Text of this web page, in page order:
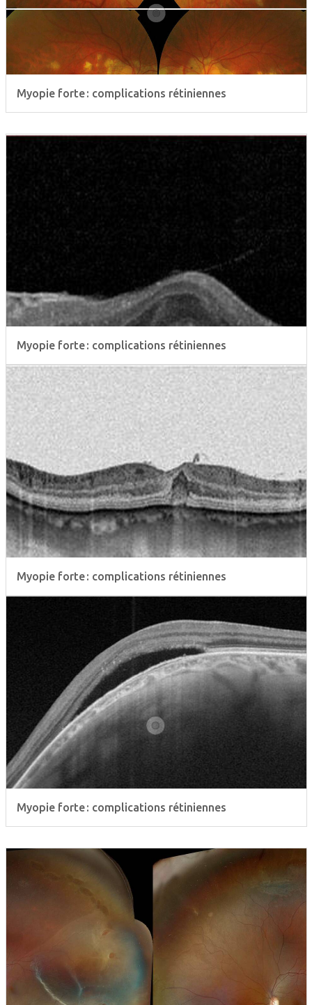
Myopie forte : complications rétiniennes
Myopie forte : complications rétiniennes
Myopie forte : complications rétiniennes
Myopie forte : complications rétiniennes